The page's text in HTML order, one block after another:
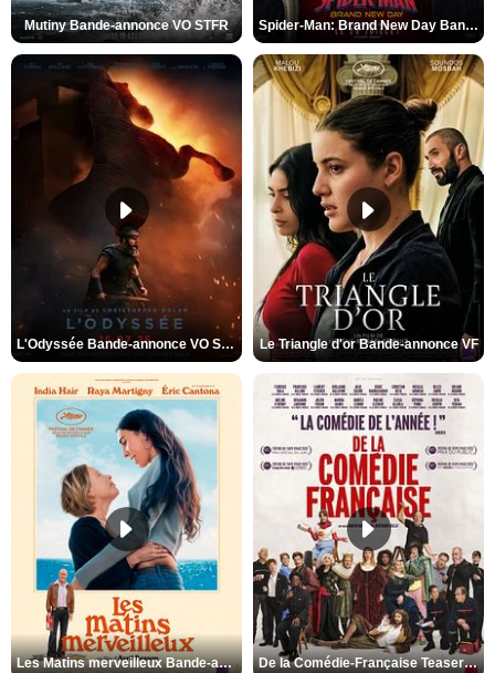
Mutiny Bande-annonce VO STFR Spider-Man: Brand New Day Bande-annonce VO STFR
L'Odyssée Bande-annonce VO STFR Le Triangle d'or Bande-annonce VF
Les Matins merveilleux Bande-annonce VF De la Comédie-Française Teaser VF